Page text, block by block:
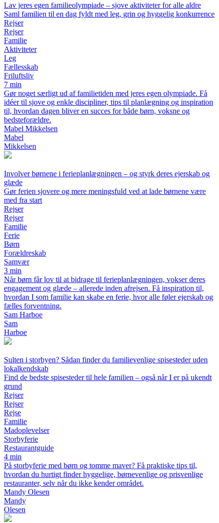
Lav jeres egen familieolympiade – sjove aktiviteter for alle aldre
Saml familien til en dag fyldt med leg, grin og hyggelig konkurrence
Rejser
Rejser
Familie
Aktiviteter
Leg
Fællesskab
Friluftsliv
7 min
Gør noget særligt ud af familietiden med jeres egen olympiade. Få
idéer til sjove og enkle discipliner, tips til planlægning og inspiration
til, hvordan dagen bliver en succes for både børn, voksne og
bedsteforældre.
Mabel Mikkelsen
Mabel
Mikkelsen
Involver børnene i ferieplanlægningen – og styrk deres ejerskab og
glæde
Gør ferien sjovere og mere meningsfuld ved at lade børnene være
med fra start
Rejser
Rejser
Familie
Ferie
Børn
Forældreskab
Samvær
3 min
Når børn får lov til at bidrage til ferieplanlægningen, vokser deres
engagement og glæde – allerede inden afrejsen. Få inspiration til,
hvordan I som familie kan skabe en ferie, hvor alle føler ejerskab og
fælles forventning.
Sam Harboe
Sam
Harboe
Sulten i storbyen? Sådan finder du familievenlige spisesteder uden
lokalkendskab
Find de bedste spisesteder til hele familien – også når I er på ukendt
grund
Rejser
Rejser
Rejse
Familie
Madoplevelser
Storbyferie
Restaurantguide
4 min
På storbyferie med børn og tomme maver? Få praktiske tips til,
hvordan du hurtigt finder hyggelige, børnevenlige og prisvenlige
restauranter, selv når du ikke kender området.
Mandy Olesen
Mandy
Olesen